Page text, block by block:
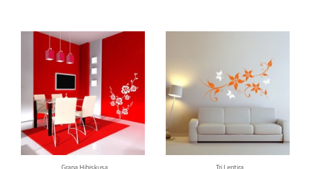
Klikni za detalje Klikni za detalje